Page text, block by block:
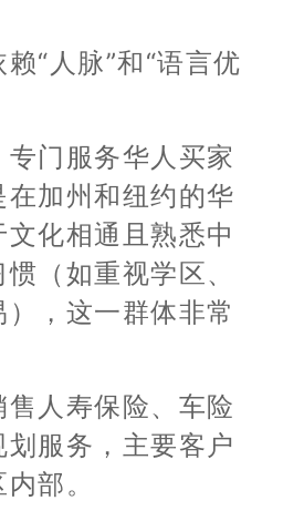
“人脉”和“语言优
门服务华人买家
加州和纽约的华
化相通且熟悉中
（如重视学区、
，这一群体非常
人寿保险、车险
划服务，主要客户
部。